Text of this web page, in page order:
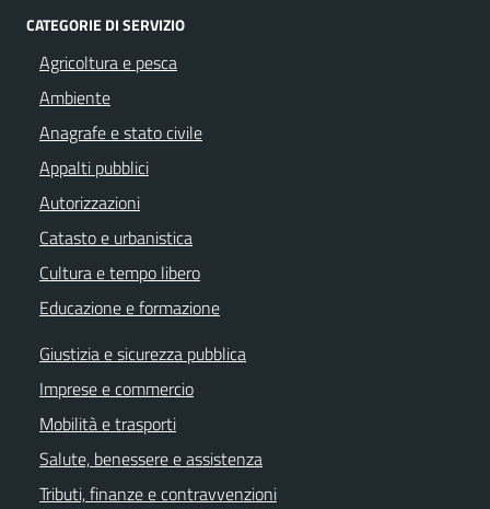
CATEGORIE DI SERVIZIO
Agricoltura e pesca
Ambiente
Anagrafe e stato civile
Appalti pubblici
Autorizzazioni
Catasto e urbanistica
Cultura e tempo libero
Educazione e formazione
Giustizia e sicurezza pubblica
Imprese e commercio
Mobilità e trasporti
Salute, benessere e assistenza
Tributi, finanze e contravvenzioni